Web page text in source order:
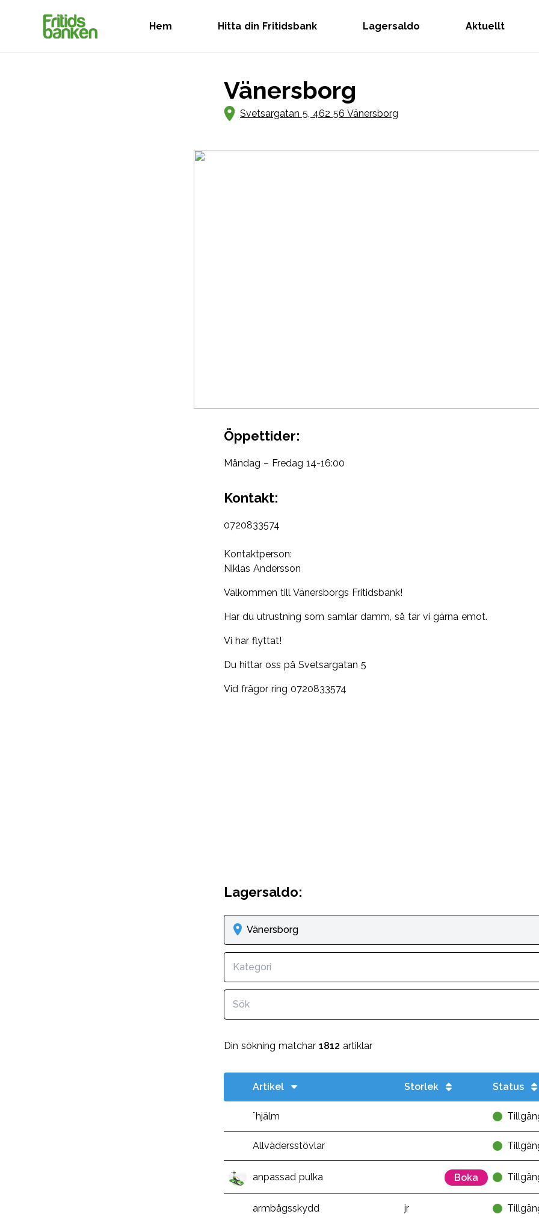
Hem Hitta din Fritidsbank Lagersaldo Aktuellt
Vänersborg
Svetsargatan 5, 462 56 Vänersborg
Öppettider:
Måndag – Fredag 14-16:00
Kontakt:
0720833574
Kontaktperson:
Niklas Andersson
Välkommen till Vänersborgs Fritidsbank!
Har du utrustning som samlar damm, så tar vi gärna emot.
Vi har flyttat!
Du hittar oss på Svetsargatan 5
Vid frågor ring 0720833574
Lagersaldo:
Vänersborg
Kategori
Din sökning matchar 1812 artiklar
Artikel Storlek Status
¨hjälm
Allvädersstövlar
anpassad pulka Boka
armbågsskydd jr